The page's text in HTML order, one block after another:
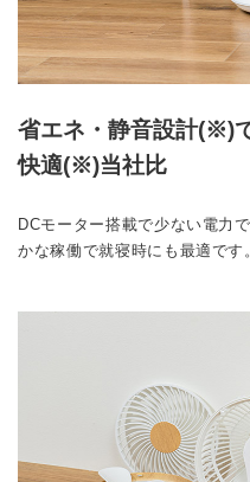
省エネ・静音設計(※)
快適(※)当社比
DCモーター搭載で少ない電力
かな稼働で就寝時にも最適です